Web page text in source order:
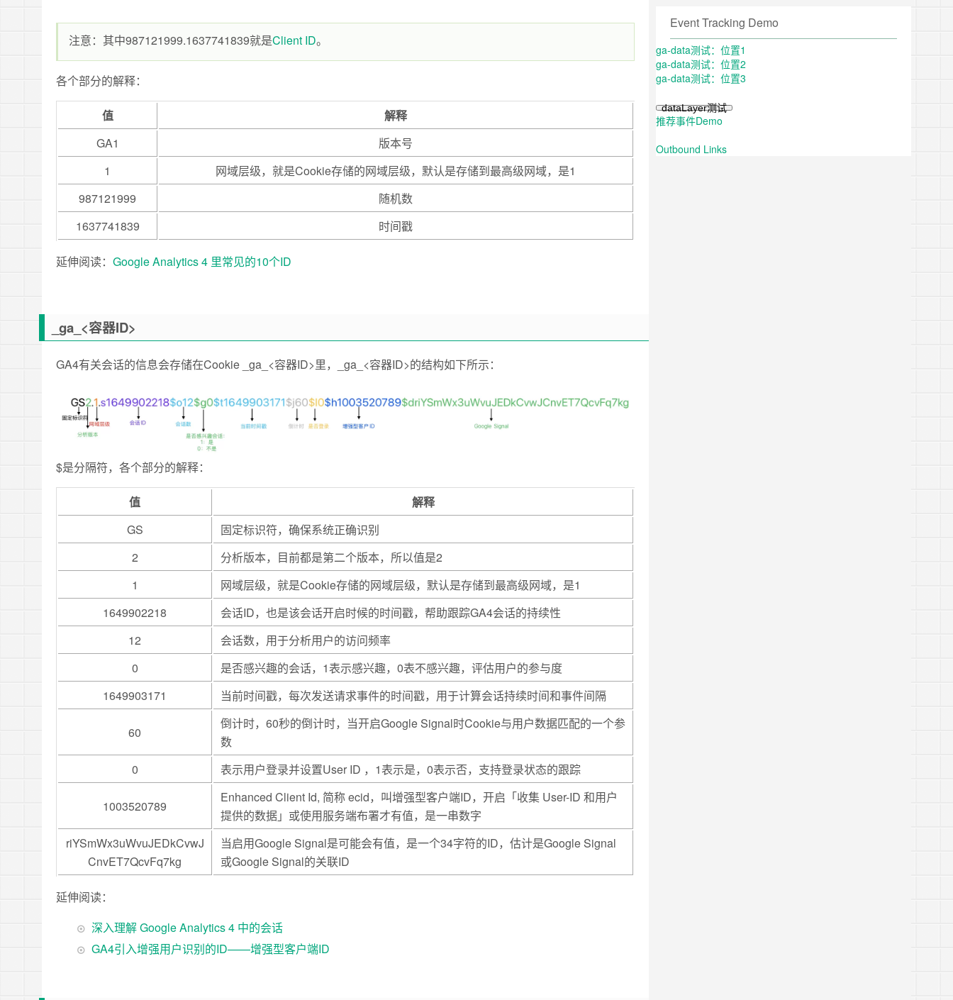
注意：其中987121999.1637741839就是Client ID。
各个部分的解释：
值
解释
GA1
版本号
1
网域层级，就是Cookie存储的网域层级，默认是存储到最高级网域，是1
987121999
随机数
1637741839
时间戳
延伸阅读： Google Analytics 4 里常见的10个ID
_ga_<容器ID>
GA4有关会话的信息会存储在Cookie _ga_<容器ID>里，_ga_<容器ID>的结构如下所示：
$是分隔符， 各个部分的解释：
值
解释
GS
固定标识符，确保系统正确识别
2
分析版本，目前都是第二个版本，所以值是2
1
网域层级，就是Cookie存储的网域层级，默认是存储到最高级网域，是1
1649902218
会话ID，也是该会话开启时候的时间戳，帮助跟踪GA4会话的持续性
12
会话数，用于分析用户的访问频率
0
是否感兴趣的会话，1表示感兴趣，0表不感兴趣，评估用户的参与度
1649903171
当前时间戳，每次发送请求事件的时间戳，用于计算会话持续时间和事件间隔
60
倒计时，60秒的倒计时，当开启Google Signal时Cookie与用户数据匹配的一个参
数
0
表示用户登录并设置User ID ，1表示是，0表示否，支持登录状态的跟踪
1003520789
Enhanced Client Id, 简称 ecid，叫增强型客户端ID，开启「收集 User-ID 和用户
提供的数据」 或使用服务端布署才有值，是一串数字
riYSmWx3uWvuJEDkCvwJ
CnvET7QcvFq7kg
当启用Google Signal是可能会有值，是一个34字符的ID，估计是Google Signal
或Google Signal的关联ID
延伸阅读：
深入理解 Google Analytics 4 中的会话
GA4引入增强用户识别的ID——增强型客户端ID
Event Tracking Demo
ga-data测试：位置1
ga-data测试：位置2
ga-data测试：位置3
dataLayer测试
推荐事件Demo
Outbound Links